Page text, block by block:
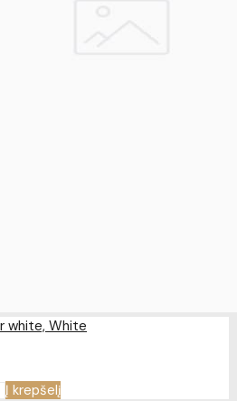
white, White
Į krepšelį